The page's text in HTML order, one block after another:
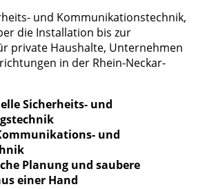
und Kommunikationstechnik,
die Installation bis zur
private Haushalte, Unternehmen
in der Rhein-Neckar-
Sicherheits- und
und
Planung und saubere
einer Hand